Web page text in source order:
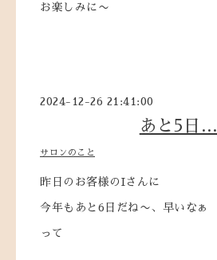
お楽しみに〜
2024-12-26 21:41:00
あと5日…
サロンのこと
昨日のお客様のIさんに
今年もあと6日だね〜、早いなぁ
って